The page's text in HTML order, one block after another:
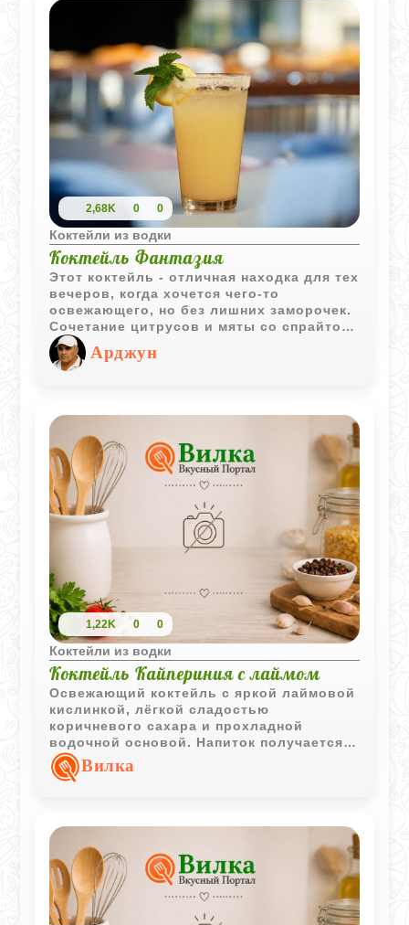
2,68K 0 0
Коктейли из водки
Коктейль Фантазия
Этот коктейль - отличная находка для тех
вечеров, когда хочется чего-то
освежающего, но без лишних заморочек.
Сочетание цитрусов и мяты со спрайтом
дает ту самую «искринку», а водка
делает вкус более серьезным, при этом
она почти не чувствуется за фруктовой
Арджун
1,22K 0 0
Коктейли из водки
Коктейль Кайпериния с лаймом
Освежающий коктейль с яркой лаймовой
кислинкой, лёгкой сладостью
коричневого сахара и прохладной
водочной основой. Напиток получается
бодрящим, цитрусовым и отлично
подходит для жаркой погоды.
Вилка